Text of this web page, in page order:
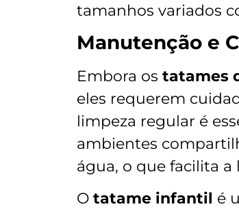
tamanhos variados
Manutenção e
Embora os tatames
eles requerem
limpeza regular é
ambientes
água, o que facilita a
O tatame infantil é